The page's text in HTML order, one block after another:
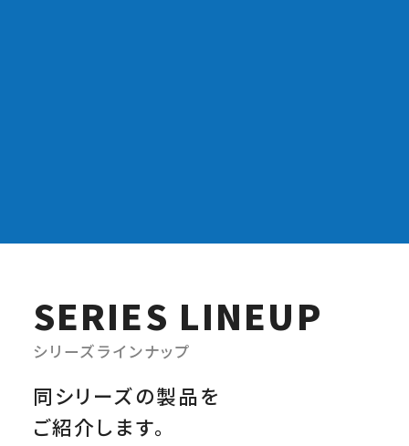
SERIES LINEUP
シリーズラインナップ
同シリーズの製品を
ご紹介します。